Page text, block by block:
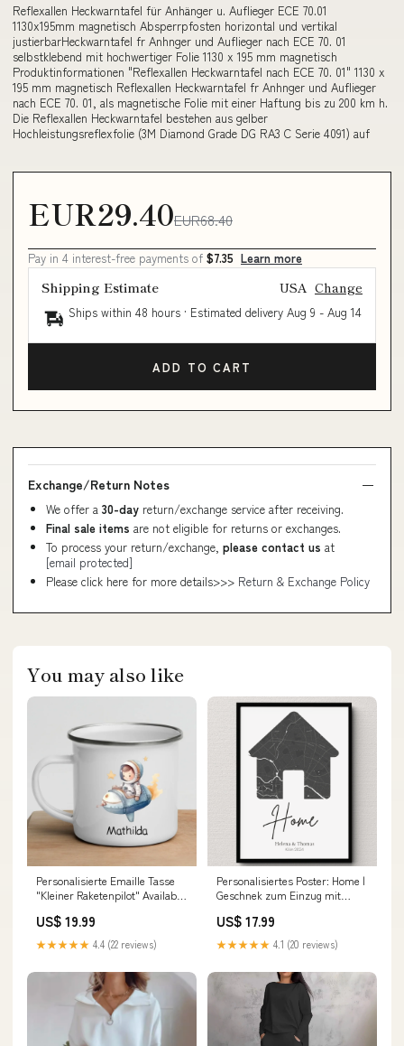
Reflexallen Heckwarntafel für Anhänger u. Auflieger ECE 70.01
1130x195mm magnetisch Absperrpfosten horizontal und vertikal
justierbarHeckwarntafel fr Anhnger und Auflieger nach ECE 70. 01
selbstklebend mit hochwertiger Folie 1130 x 195 mm magnetisch
Produktinformationen "Reflexallen Heckwarntafel nach ECE 70. 01" 1130 x
195 mm magnetisch Reflexallen Heckwarntafel fr Anhnger und Auflieger
nach ECE 70. 01, als magnetische Folie mit einer Haftung bis zu 200 km h.
Die Reflexallen Heckwarntafel bestehen aus gelber
Hochleistungsreflexfolie (3M Diamond Grade DG RA3 C Serie 4091) auf
EUR29.40EUR68.40
Pay in 4 interest-free payments of $7.35 Learn more
Shipping Estimate USA Change
Ships within 48 hours · Estimated delivery Aug 9 - Aug 14
ADD TO CART
Exchange/Return Notes
We offer a 30-day return/exchange service after receiving.
Final sale items are not eligible for returns or exchanges.
To process your return/exchange, please contact us at
[email protected]
Please click here for more details>>> Return & Exchange Policy
You may also like
Personalisierte Emaille Tasse
"Kleiner Raketenpilot" Available
US$ 19.99
★★★★★ 4.4 (22 reviews)
Personalisiertes Poster: Home |
Geschnek zum Einzug mit
US$ 17.99
★★★★★ 4.1 (20 reviews)